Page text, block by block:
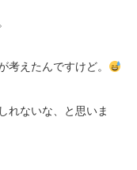
考えたんですけど。
れないな、と思いま